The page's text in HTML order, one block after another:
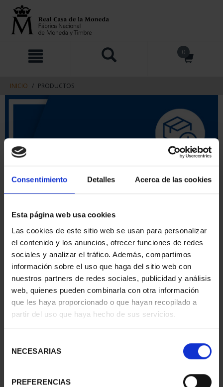
Consentimiento Detalles Acerca de las cookies
Esta página web usa cookies
Las cookies de este sitio web se usan para personalizar
el contenido y los anuncios, ofrecer funciones de redes
sociales y analizar el tráfico. Además, compartimos
información sobre el uso que haga del sitio web con
nuestros partners de redes sociales, publicidad y análisis
web, quienes pueden combinarla con otra información
que les haya proporcionado o que hayan recopilado a
partir del uso que haya hecho de sus servicios.
NECESARIAS
PREFERENCIAS
contenido
navegacin
0
INICIO PRODUCTOS
ORDENAR POR:
REFINAR
1 Productos encontrados